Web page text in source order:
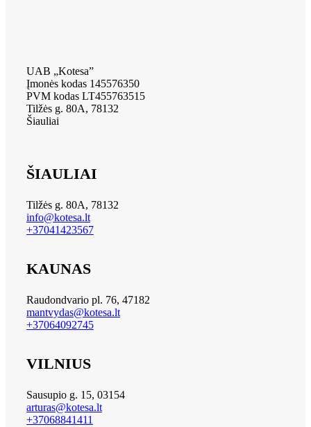
UAB „Kotesa”
Įmonės kodas 145576350
PVM kodas LT455763515
Tilžės g. 80A, 78132
Šiauliai
ŠIAULIAI
Tilžės g. 80A, 78132
info@kotesa.lt
+37041423567
KAUNAS
Raudondvario pl. 76, 47182
mantvydas@kotesa.lt
+37064092745
VILNIUS
Sausupio g. 15, 03154
arturas@kotesa.lt
+37068841411